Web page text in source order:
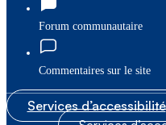
Forum communautaire
Commentaires sur le site
Services d’accessibilité